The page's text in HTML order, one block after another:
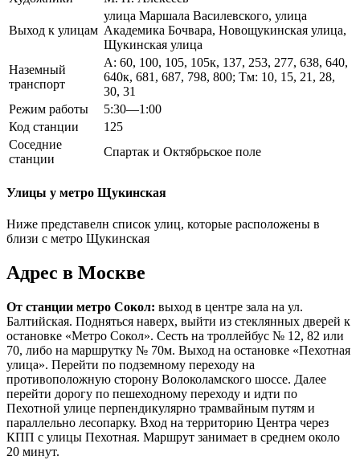
Выход к улицам
улица Маршала Василевского, улица
Академика Бочвара, Новощукинская улица,
Щукинская улица
Наземный
транспорт
А: 60, 100, 105, 105к, 137, 253, 277, 638, 640,
640к, 681, 687, 798, 800; Тм: 10, 15, 21, 28,
30, 31
Режим работы
5:30—1:00
Код станции
125
Соседние
станции
Спартак и Октябрьское поле
Улицы у метро Щукинская
Ниже представелн список улиц, которые расположены в
близи с метро Щукинская
Адрес в Москве
От станции метро Сокол: выход в центре зала на ул.
Балтийская. Подняться наверх, выйти из стеклянных дверей к
остановке «Метро Сокол». Сесть на троллейбус № 12, 82 или
70, либо на маршрутку № 70м. Выход на остановке «Пехотная
улица». Перейти по подземному переходу на
противоположную сторону Волоколамского шоссе. Далее
перейти дорогу по пешеходному переходу и идти по
Пехотной улице перпендикулярно трамвайным путям и
параллельно лесопарку. Вход на территорию Центра через
КПП с улицы Пехотная. Маршрут занимает в среднем около
20 минут.